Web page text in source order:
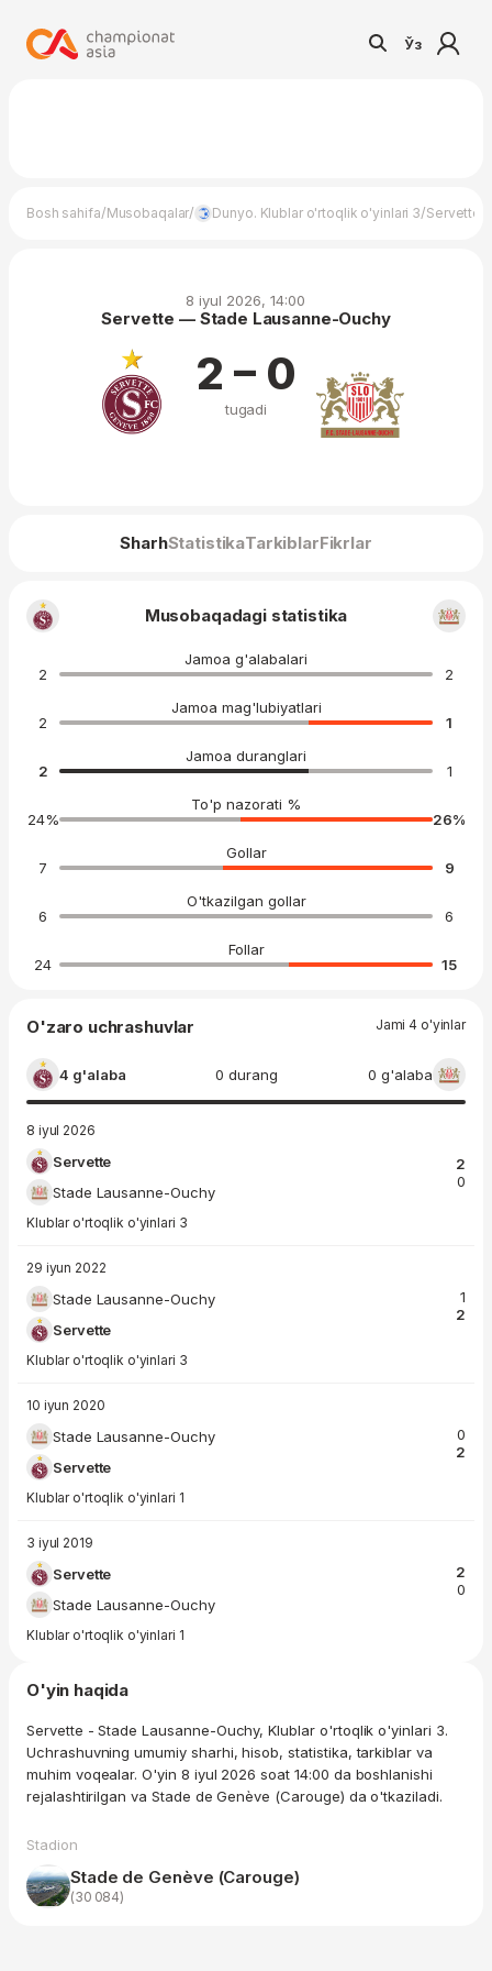
Ўз
Bosh sahifa/Musobaqalar/ Dunyo. Klublar o'rtoqlik o'yinlari 3/Servette
8 iyul 2026, 14:00
Servette — Stade Lausanne-Ouchy
2 – 0
tugadi
SharhStatistikaTarkiblarFikrlar
Musobaqadagi statistika
Jamoa g'alabalari
2
2
Jamoa mag'lubiyatlari
2
1
Jamoa duranglari
2
1
To'p nazorati %
24% 26%
Gollar
7
9
O'tkazilgan gollar
6
6
Follar
24
15
O'zaro uchrashuvlar Jami 4 o'yinlar
4 g'alaba 0 durang 0 g'alaba
8 iyul 2026
Servette
Stade Lausanne-Ouchy
2
0
Klublar o'rtoqlik o'yinlari 3
29 iyun 2022
Stade Lausanne-Ouchy
Servette
1
2
Klublar o'rtoqlik o'yinlari 3
10 iyun 2020
Stade Lausanne-Ouchy
Servette
0
2
Klublar o'rtoqlik o'yinlari 1
3 iyul 2019
Servette
Stade Lausanne-Ouchy
2
0
Klublar o'rtoqlik o'yinlari 1
O'yin haqida
Servette - Stade Lausanne-Ouchy, Klublar o'rtoqlik o'yinlari 3.
Uchrashuvning umumiy sharhi, hisob, statistika, tarkiblar va
muhim voqealar. O'yin 8 iyul 2026 soat 14:00 da boshlanishi
rejalashtirilgan va Stade de Genève (Carouge) da o'tkaziladi.
Stadion
Stade de Genève (Carouge)
(30 084)